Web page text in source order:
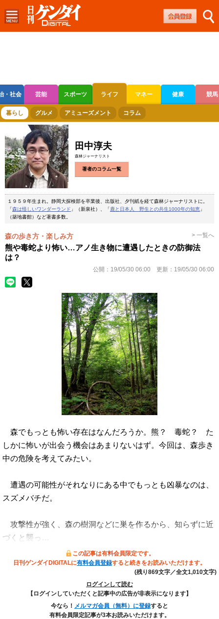
・社会 芸能 スポーツ ライフ マネー 健康 競馬
ボートレース 競輪 オートレース
暮らし グルメ アミューズメント コラム
田中淳夫
森林ジャーナリスト
著者のコラム一覧
１９５９年生まれ。静岡大探検部を卒業後、出版社、夕刊紙を経て森林ジャーナリストに。
「森は怪しいワンダーランド 」（新泉社）、「鹿と日本人 野生との共生1000年の知恵 」
（築地書館）など著書多数。
森の歩き方・楽しみ方 > 一覧へ
熊や毒蛇より怖い…アノ生き物に遭遇したときの防御法
は？
公開： 19/05/30 06:00 更新： 19/05/30 06:00
森でもっとも怖い存在はなんだろうか。熊？ 毒蛇？ た
しかに怖いが出会う機会はあまりないはず。今回は、森歩き
中の危険を考えてみたい。
遭遇の可能性がそれなりにある中でもっとも凶暴なのは、
スズメバチだ。
攻撃性が強く、森の樹洞などに巣を作るから、知らずに近
づくと襲っ…
この記事は有料会員限定です。
日刊ゲンダイDIGITALに有料会員登録すると続きをお読みいただけます。
(残り869文字／全文1,010文字)
ログインして読む
【ログインしていただくと記事中の広告が非表示になります】
今なら！ メルマガ会員（無料）に登録すると
有料会員限定記事が3本お読みいただけます。